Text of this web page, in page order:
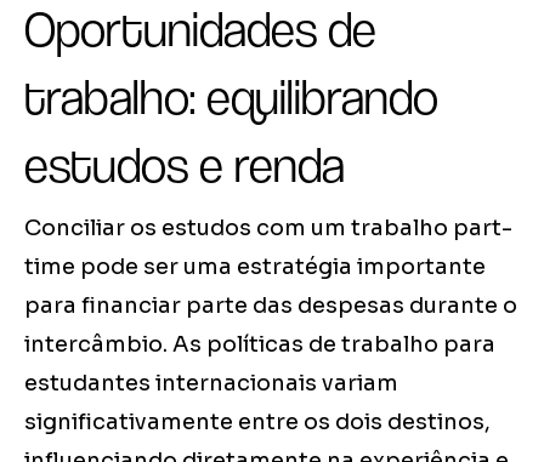
Oportunidades de
trabalho: equilibrando
estudos e renda
Conciliar os estudos com um trabalho part-
time pode ser uma estratégia importante
para financiar parte das despesas durante o
intercâmbio. As políticas de trabalho para
estudantes internacionais variam
significativamente entre os dois destinos,